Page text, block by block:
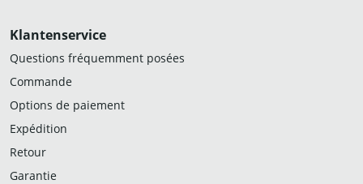
Klantenservice
Questions fréquemment posées
Commande
Options de paiement
Expédition
Retour
Garantie